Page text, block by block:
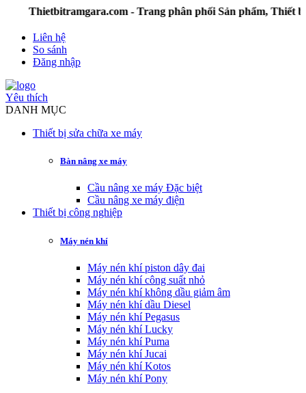
Thietbitramgara.com - Trang phân phối Sản phẩm, Thiết bị
Liên hệ
So sánh
Đăng nhập
Yêu thích
DANH MỤC
Thiết bị sửa chữa xe máy
Bàn nâng xe máy
Cầu nâng xe máy Đặc biệt
Cầu nâng xe máy điện
Thiết bị công nghiệp
Máy nén khí
Máy nén khí piston dây đai
Máy nén khí công suất nhỏ
Máy nén khí không dầu giảm âm
Máy nén khí dầu Diesel
Máy nén khí Pegasus
Máy nén khí Lucky
Máy nén khí Puma
Máy nén khí Jucai
Máy nén khí Kotos
Máy nén khí Pony